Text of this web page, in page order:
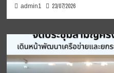
admin1 23/07/2026